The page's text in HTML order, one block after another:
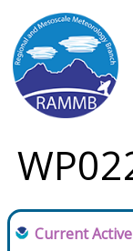
Current